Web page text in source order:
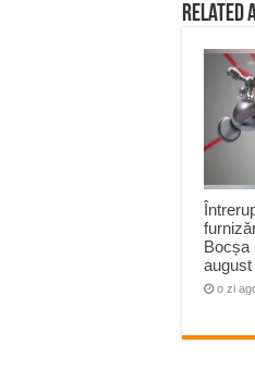
Related
Bocșa
august
o zi